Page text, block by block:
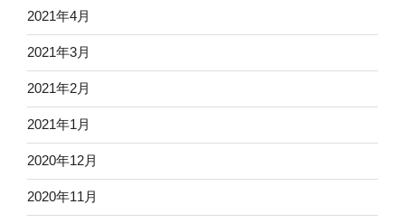
2021年4月
2021年3月
2021年2月
2021年1月
2020年12月
2020年11月